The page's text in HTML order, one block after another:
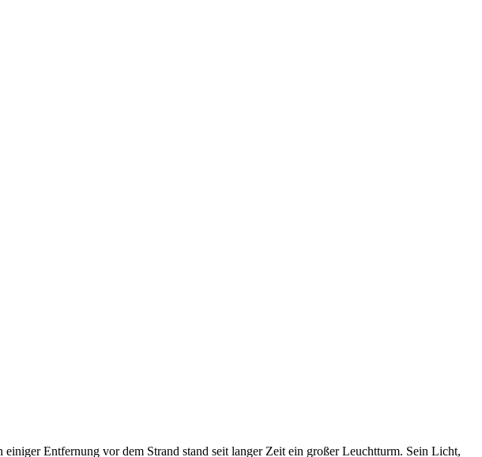
Entfernung vor dem Strand stand seit langer Zeit ein großer Leuchtturm. Sein Licht,